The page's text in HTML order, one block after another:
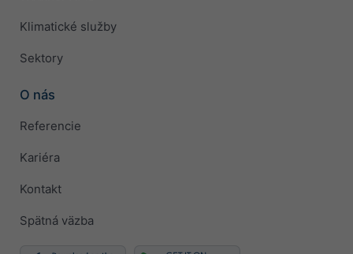
Klimatické služby
Sektory
O nás
Referencie
Kariéra
Kontakt
Spätná väzba